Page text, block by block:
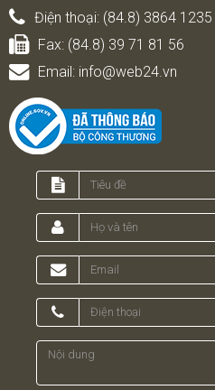
Điện thoại: (84.8) 3864 1235
Fax: (84.8) 39 71 81 56
Email: info@web24.vn